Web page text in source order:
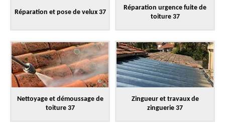
Réparation et pose de velux 37
Réparation urgence fuite de
toiture 37
Nettoyage et démoussage de
toiture 37
Zingueur et travaux de
zinguerie 37